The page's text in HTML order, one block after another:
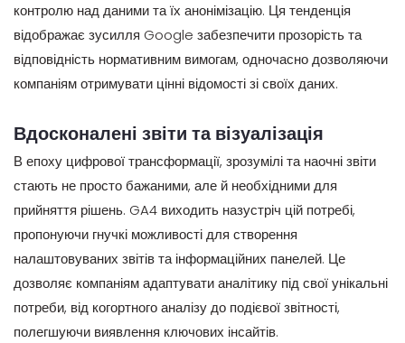
контролю над даними та їх анонімізацію. Ця тенденція
відображає зусилля Google забезпечити прозорість та
відповідність нормативним вимогам, одночасно дозволяючи
компаніям отримувати цінні відомості зі своїх даних.
Вдосконалені звіти та візуалізація
В епоху цифрової трансформації, зрозумілі та наочні звіти
стають не просто бажаними, але й необхідними для
прийняття рішень. GA4 виходить назустріч цій потребі,
пропонуючи гнучкі можливості для створення
налаштовуваних звітів та інформаційних панелей. Це
дозволяє компаніям адаптувати аналітику під свої унікальні
потреби, від когортного аналізу до подієвої звітності,
полегшуючи виявлення ключових інсайтів.